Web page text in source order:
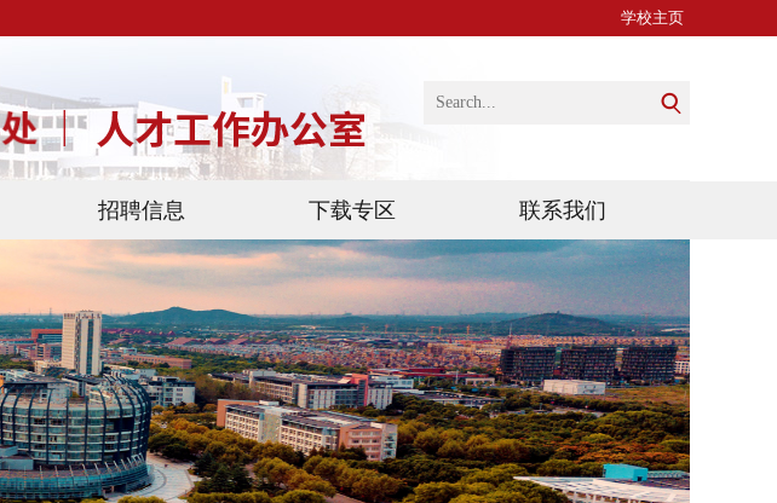
学校主页
招聘信息 下载专区 联系我们